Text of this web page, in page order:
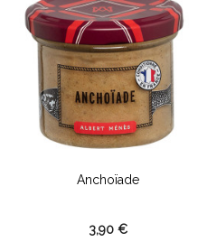
Anchoïade
3,90 €